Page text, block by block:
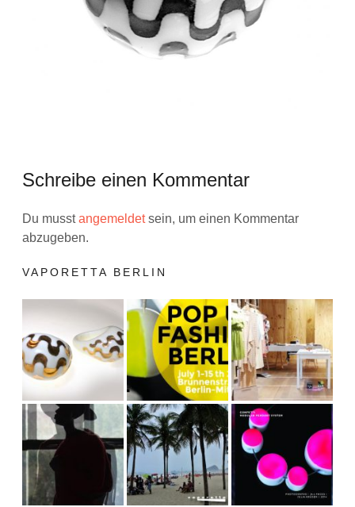
Schreibe einen Kommentar
Du musstangemeldetsein, um einen Kommentar
abzugeben.
VAPORETTA BERLIN